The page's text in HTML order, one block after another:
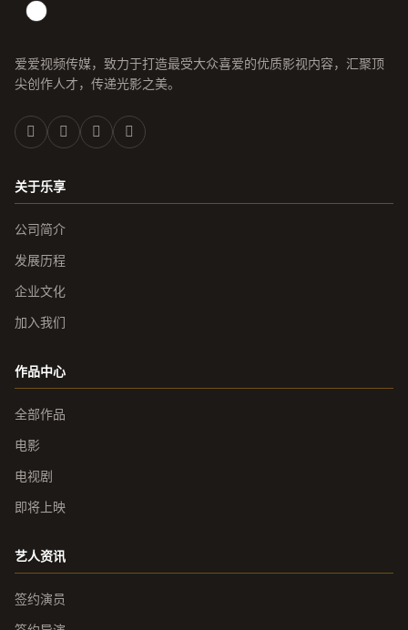
爱爱视频传媒，致力于打造最受大众喜爱的优质影视内容，汇聚顶
尖创作人才，传递光影之美。
关于乐享
公司简介
发展历程
企业文化
加入我们
作品中心
全部作品
电影
电视剧
即将上映
艺人资讯
签约演员